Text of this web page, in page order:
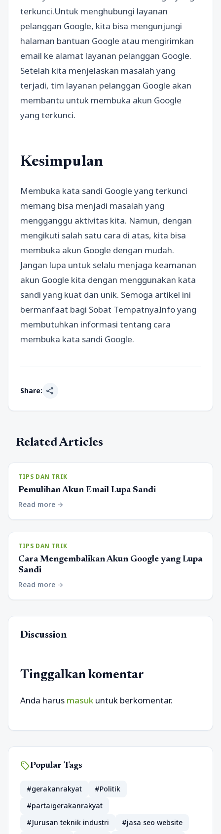
terkunci.Untuk menghubungi layanan
pelanggan Google, kita bisa mengunjungi
halaman bantuan Google atau mengirimkan
email ke alamat layanan pelanggan Google.
Setelah kita menjelaskan masalah yang
terjadi, tim layanan pelanggan Google akan
membantu untuk membuka akun Google
yang terkunci.
Kesimpulan
Membuka kata sandi Google yang terkunci
memang bisa menjadi masalah yang
mengganggu aktivitas kita. Namun, dengan
mengikuti salah satu cara di atas, kita bisa
membuka akun Google dengan mudah.
Jangan lupa untuk selalu menjaga keamanan
akun Google kita dengan menggunakan kata
sandi yang kuat dan unik. Semoga artikel ini
bermanfaat bagi Sobat TempatnyaInfo yang
membutuhkan informasi tentang cara
membuka kata sandi Google.
Share: share
Related Articles
TIPS DAN TRIK
Pemulihan Akun Email Lupa Sandi
Read more arrow_forward
TIPS DAN TRIK
Cara Mengembalikan Akun Google yang Lupa
Sandi
Read more arrow_forward
Discussion
Tinggalkan komentar
Anda harus masuk untuk berkomentar.
sellPopular Tags
#gerakanrakyat
#Politik
#partaigerakanrakyat
#Jurusan teknik industri
#jasa seo website